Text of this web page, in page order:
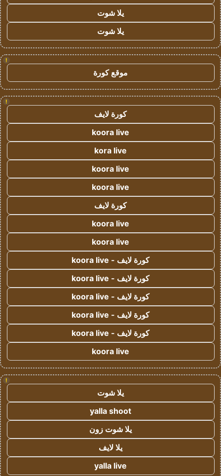
يلا شوت
يلا شوت
!
موقع كورة
!
كورة لايف
koora live
kora live
koora live
koora live
كورة لايف
koora live
koora live
كورة لايف - koora live
كورة لايف - koora live
كورة لايف - koora live
كورة لايف - koora live
كورة لايف - koora live
koora live
!
يلا شوت
yalla shoot
يلا شوت زون
يلا لايف
yalla live